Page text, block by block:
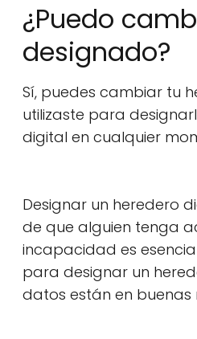
¿Puedo
designado?
Sí, puedes cambiar tu
utilizaste para
digital en cualquier
Designar un heredero
de que alguien tenga
incapacidad es
para designar un
datos están en buenas